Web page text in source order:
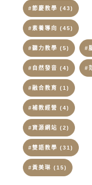
#節慶教學 (43)
#素養導向 (45)
#聽力教學 (5) #
#自然發音 (4) #
#融合教育 (1)
#補教經營 (4)
#資源網站 (2)
#雙語教學 (31)
#黃美琳 (15)